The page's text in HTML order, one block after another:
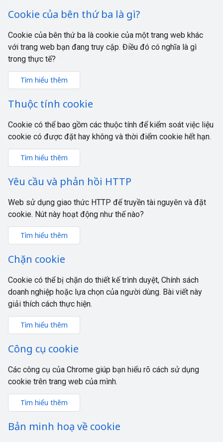
Cookie của bên thứ ba là gì?
Cookie của bên thứ ba là cookie của một trang web khác
với trang web bạn đang truy cập. Điều đó có nghĩa là gì
trong thực tế?
Tìm hiểu thêm
Thuộc tính cookie
Cookie có thể bao gồm các thuộc tính để kiểm soát việc liệu
cookie có được đặt hay không và thời điểm cookie hết hạn.
Tìm hiểu thêm
Yêu cầu và phản hồi HTTP
Web sử dụng giao thức HTTP để truyền tài nguyên và đặt
cookie. Nút này hoạt động như thế nào?
Tìm hiểu thêm
Chặn cookie
Cookie có thể bị chặn do thiết kế trình duyệt, Chính sách
doanh nghiệp hoặc lựa chọn của người dùng. Bài viết này
giải thích cách thực hiện.
Tìm hiểu thêm
Công cụ cookie
Các công cụ của Chrome giúp bạn hiểu rõ cách sử dụng
cookie trên trang web của mình.
Tìm hiểu thêm
Bản minh hoạ về cookie